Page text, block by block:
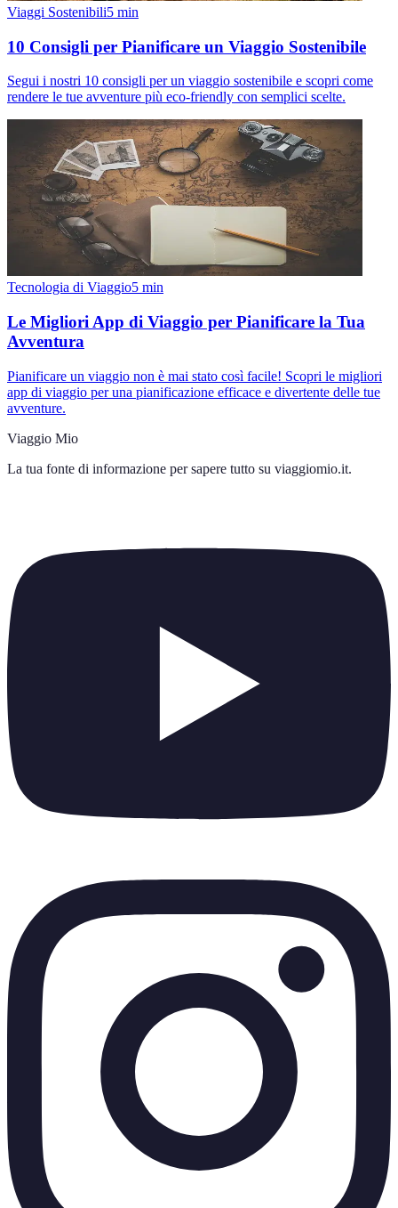
Viaggi Sostenibili5 min
10 Consigli per Pianificare un Viaggio Sostenibile
Segui i nostri 10 consigli per un viaggio sostenibile e scopri come
rendere le tue avventure più eco-friendly con semplici scelte.
Tecnologia di Viaggio5 min
Le Migliori App di Viaggio per Pianificare la Tua
Avventura
Pianificare un viaggio non è mai stato così facile! Scopri le migliori
app di viaggio per una pianificazione efficace e divertente delle tue
avventure.
Viaggio Mio
La tua fonte di informazione per sapere tutto su viaggiomio.it.